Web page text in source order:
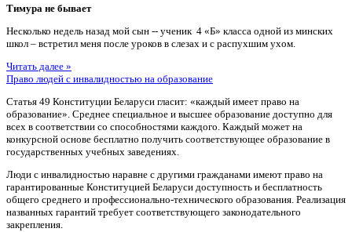
Тимура не бывает
Несколько недель назад мой сын -- ученик 4 «Б» класса одной из минских
школ – встретил меня после уроков в слезах и с распухшим ухом.
Читать далее »
Право людей с инвалидностью на образование
Статья 49 Конституции Беларуси гласит: «каждый имеет право на
образование». Среднее специальное и высшее образование доступно для
всех в соответствии со способностями каждого. Каждый может на
конкурсной основе бесплатно получить соответствующее образование в
государственных учебных заведениях.
Люди с инвалидностью наравне с другими гражданами имеют право на
гарантированные Конституцией Беларуси доступность и бесплатность
общего среднего и профессионально-технического образования. Реализация
названных гарантий требует соответствующего законодательного
закрепления.